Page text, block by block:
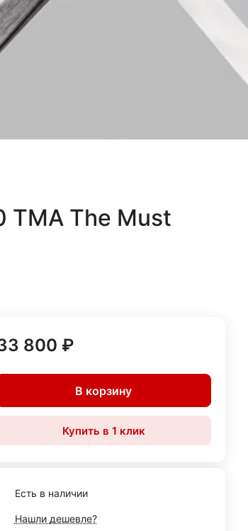
TMA The Must
800 ₽
В корзину
Купить в 1 клик
Есть в наличии
Нашли дешевле?